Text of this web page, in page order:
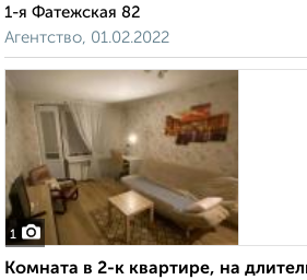
1-я Фатежская 82
Агентство, 01.02.2022
1
Комната в 2-к квартире, на